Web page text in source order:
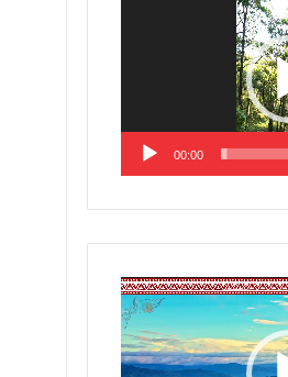
00:00
Video
Player